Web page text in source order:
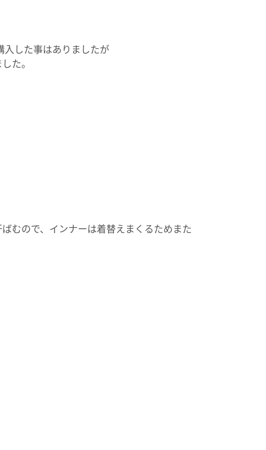
入した事はありましたが
た。
むので、インナーは着替えまくるためまた